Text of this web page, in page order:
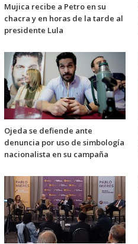
Mujica recibe a Petro en su
chacra y en horas de la tarde al
presidente Lula
Ojeda se defiende ante
denuncia por uso de simbología
nacionalista en su campaña